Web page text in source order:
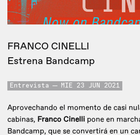
FRANCO CINELLI
Estrena Bandcamp
Entrevista MIE 23 JUN 2021
Aprovechando el momento de casi
cabinas, Franco Cinelli pone en
Bandcamp, que se convertirá en un